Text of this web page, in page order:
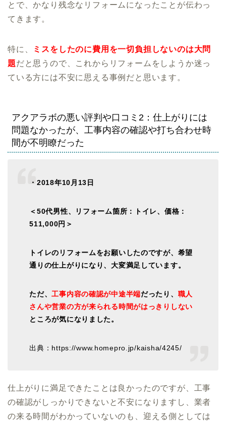
とで、かなり残念なリフォームになったことが伝わっ
てきます。
特に、
ミスをしたのに費用を一切負担しないのは大問
題だと思うので、これからリフォームをしようか迷っ
ている方には不安に思える事例だと思います。
アクアラボの悪い評判や口コミ2：仕上がりには
問題なかったが、工事内容の確認や打ち合わせ時
間が不明瞭だった
・2018年10月13日
＜50代男性、リフォーム箇所：トイレ、価格：
511,000円＞
トイレのリフォームをお願いしたのですが、 希望
通りの仕上がりになり、大変満足 しています。
ただ、工事内容の確認が中途半端だったり、 職人
さんや営業の方が来られる時間がはっきりしない
ところが気になりました。
出典：https://www.homepro.jp/kaisha/4245/
仕上がりに満足できたことは良かったのですが、工事
の確認がしっかりできないと不安になりますし、業者
の来る時間がわかっていないのも、迎える側としては